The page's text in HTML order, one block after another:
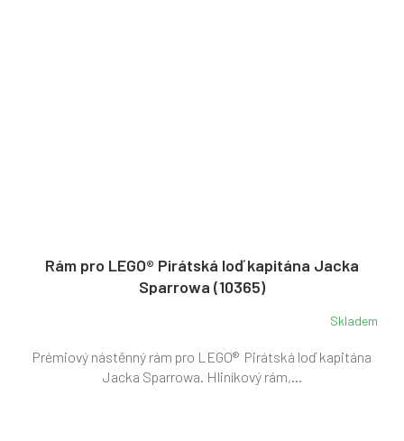
Rám pro LEGO® Pirátská loď kapitána Jacka
Sparrowa (10365)
Skladem
Prémiový nástěnný rám pro LEGO® Pirátská loď kapitána
Jacka Sparrowa. Hliníkový rám,...